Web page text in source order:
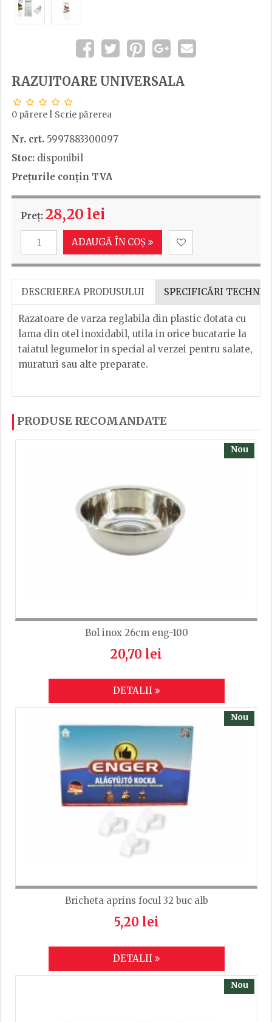
RAZUITOARE UNIVERSALA
0 părere Scrie părerea
Nr. crt. 5997883300097
Stoc: disponibil
Prețurile conțin TVA
Preț:28,20 lei
ADAUGĂ ÎN COȘ
DESCRIEREA PRODUSULUI SPECIFICĂRI
Razatoare de varza reglabila din plastic dotata cu
lama din otel inoxidabil, utila in orice bucatarie la
taiatul legumelor in special al verzei pentru salate,
muraturi sau alte preparate.
lama din otel inoxidabil, utila in orice bucatarie la
cu ajutorul steluțelor, și scrieți părerea dvs. Pentru
a putea să scrieți părerea trebuie să fiți înregistrat.
PRODUSE RECOMANDATE
Nou
Bol inox 26cm eng-100
20,70 lei
DETALII
Nou
Bricheta aprins focul 32 buc alb
5,20 lei
DETALII
Nou